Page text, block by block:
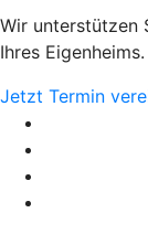
Wir unterstützen
Ihres
Jetzt Termin